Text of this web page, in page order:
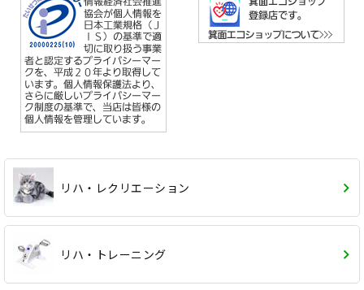
リハ・レクリエーション
リハ・トレーニング